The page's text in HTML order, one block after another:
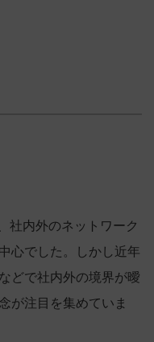
社内外のネットワーク
心でした。しかし近年
どで社内外の境界が曖
が注目を集めていま